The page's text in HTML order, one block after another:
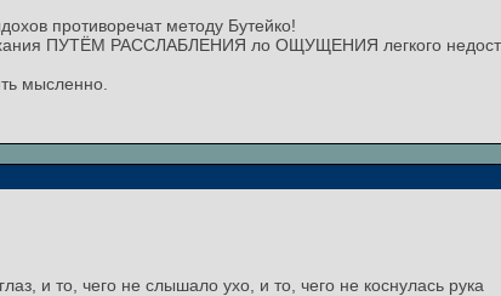
противоречат методу Бутейко!
ПУТЁМ РАССЛАБЛЕНИЯ ло ОЩУЩЕНИЯ легкого
мысленно.
и то, чего не слышало ухо, и то, чего не коснулась рука